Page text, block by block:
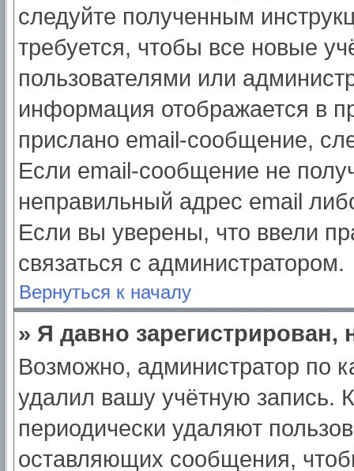
следуйте полученным
требуется, чтобы все новые
пользователями или
информация отображается в
прислано email-сообщение,
Если email-сообщение не
неправильный адрес email
Если вы уверены, что ввели
связаться с администратором.
Вернуться к началу
» Я давно
Возможно, администратор по
удалил вашу учётную запись.
периодически удаляют
оставляющих сообщения,